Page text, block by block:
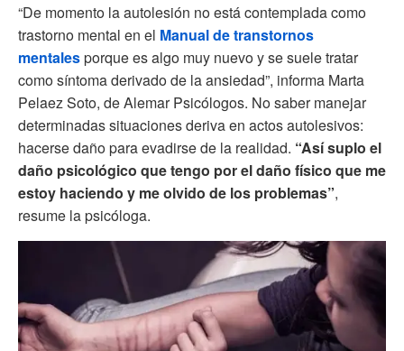
“De momento la autolesión no está contemplada como
trastorno mental en el Manual de transtornos
mentalesporque es algo muy nuevo y se suele tratar
como síntoma derivado de la ansiedad”, informa Marta
Pelaez Soto, de Alemar Psicólogos. No saber manejar
determinadas situaciones deriva en actos autolesivos:
hacerse daño para evadirse de la realidad. “Así suplo el
daño psicológico que tengo por el daño físico que me
estoy haciendo y me olvido de los problemas”,
resume la psicóloga.